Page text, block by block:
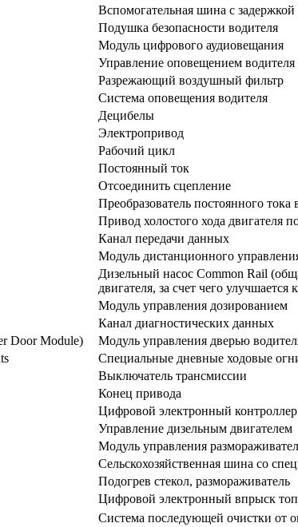
Вспомогательная шина с задержкой
Подушка безопасности водителя
Модуль цифрового аудиовещания
Управление оповещением водителя
Разрежающий воздушный фильтр
Система оповещения водителя
Децибелы
Электропривод
Рабочий цикл
Постоянный ток
Отсоединить сцепление
Преобразователь постоянного тока
Привод холостого хода двигателя
Канал передачи данных
Модуль дистанционного
Дизельный насос Common Rail
двигателя, за счет чего
Модуль управления дозированием
Канал диагностических данных
Door Module)
Модуль управления дверью
Специальные дневные ходовые
Выключатель трансмиссии
Конец привода
Цифровой электронный контроллер
Управление дизельным двигателем
Модуль управления
Сельскохозяйственная шина со
Подогрев стекол, размораживатель
Цифровой электронный впрыск
Система последующей очистки от